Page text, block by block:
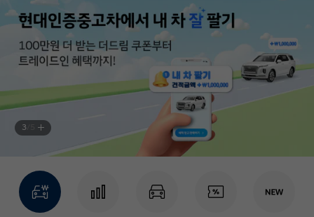
3